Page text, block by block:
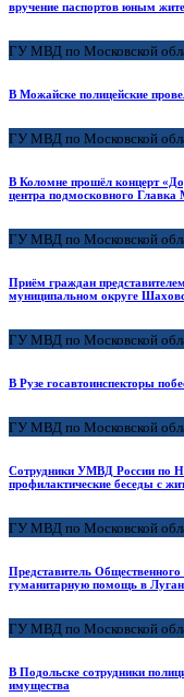
вручение паспортов юным
ГУ МВД по Московской
В Можайске полицейские
ГУ МВД по Московской
В Коломне прошёл концерт
центра подмосковного
ГУ МВД по Московской
Приём граждан
муниципальном округе
ГУ МВД по Московской
В Рузе госавтоинспекторы
ГУ МВД по Московской
Сотрудники УМВД России по
профилактические беседы с
ГУ МВД по Московской
Представитель
гуманитарную помощь в
ГУ МВД по Московской
В Подольске сотрудники
имущества